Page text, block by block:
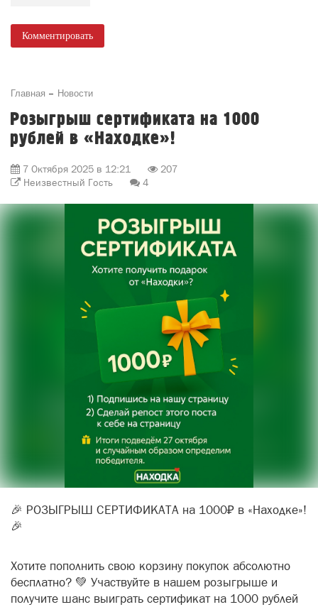
Комментировать
Главная Новости
Розыгрыш сертификата на 1000
рублей в «Находке»!
7 Октября 2025 в 12:21
207
Неизвестный Гость
4
🎉 РОЗЫГРЫШ СЕРТИФИКАТА на 1000₽ в «Находке»!
🎉
Хотите пополнить свою корзину покупок абсолютно
бесплатно? 💚 Участвуйте в нашем розыгрыше и
получите шанс выиграть сертификат на 1000 рублей